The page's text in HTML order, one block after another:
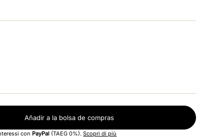
Añadir a la bolsa de compras
con PayPal (TAEG 0%).Scopri di più